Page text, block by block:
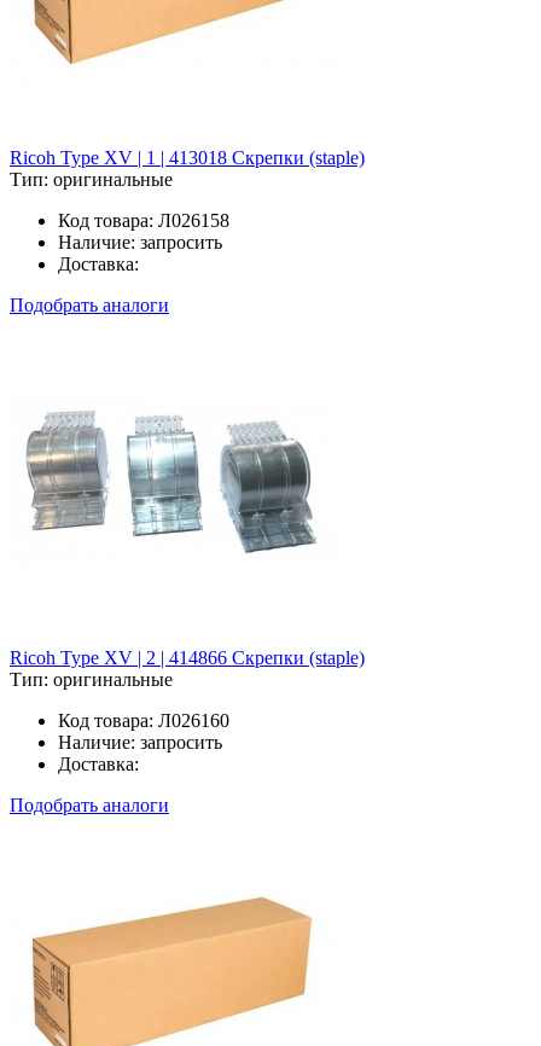
Ricoh Type XV | 1 | 413018 Скрепки (staple)
Тип: оригинальные
Код товара: Л026158
Наличие: запросить
Доставка:
Подобрать аналоги
Ricoh Type XV | 2 | 414866 Скрепки (staple)
Тип: оригинальные
Код товара: Л026160
Наличие: запросить
Доставка:
Подобрать аналоги